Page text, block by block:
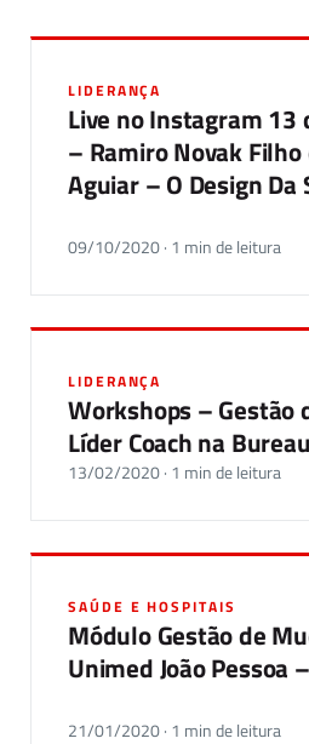
LIDERANÇA
Live no Instagram 13
– Ramiro Novak
Aguiar – O Design Da
09/10/2020 · 1 min de leitura
LIDERANÇA
Workshops – Gestão
Líder Coach na
13/02/2020 · 1 min de leitura
SAÚDE E HOSPITAIS
Módulo Gestão de
Unimed João Pessoa
21/01/2020 · 1 min de leitura